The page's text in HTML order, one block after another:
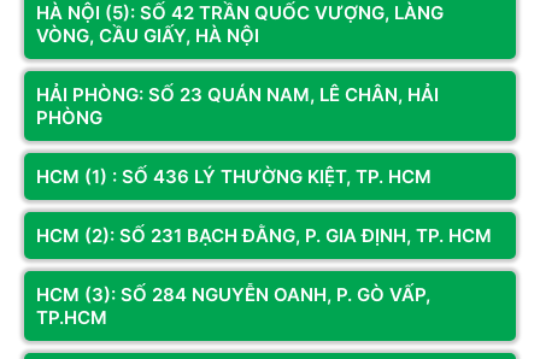
Mã SP: DA06
Máy dự án Core I7 12700 THÁNH
GIÓNG VN800 -PN: SCHL0025
28.000.000đ
Còn hàng Thêm vào giỏ
Máy Tính Doanh Nghiệp Hoàng Long Computer: Đầy Đủ
CO CQ, ISO - Bảo Chứng Chất Lượng
HÀ NỘI (5): SỐ 42 TRẦN QUỐC VƯỢNG, LÀNG
VÒNG, CẦU GIẤY, HÀ NỘI
HẢI PHÒNG: SỐ 23 QUÁN NAM, LÊ CHÂN, HẢI
PHÒNG
HCM (1) : SỐ 436 LÝ THƯỜNG KIỆT, TP. HCM
HCM (2): SỐ 231 BẠCH ĐẰNG, P. GIA ĐỊNH, TP. HCM
HCM (3): SỐ 284 NGUYỄN OANH, P. GÒ VẤP,
TP.HCM